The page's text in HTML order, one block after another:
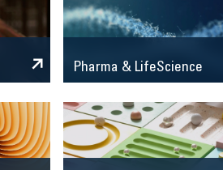
Pharma & LifeScience